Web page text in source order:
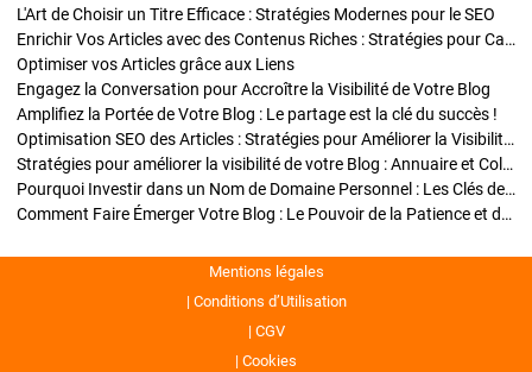
L'Art de Choisir un Titre Efficace : Stratégies Modernes pour le SEO
Enrichir Vos Articles avec des Contenus Riches : Stratégies pour Captiver et Optimiser
Optimiser vos Articles grâce aux Liens
Engagez la Conversation pour Accroître la Visibilité de Votre Blog
Amplifiez la Portée de Votre Blog : Le partage est la clé du succès !
Optimisation SEO des Articles : Stratégies pour Améliorer la Visibilité de Votre Blog
Stratégies pour améliorer la visibilité de votre Blog : Annuaire et Collaborations
Pourquoi Investir dans un Nom de Domaine Personnel : Les Clés de la Réussite de Votre Blog
Comment Faire Émerger Votre Blog : Le Pouvoir de la Patience et de la Persévérance
Mentions légales
Conditions d’Utilisation
CGV
Cookies